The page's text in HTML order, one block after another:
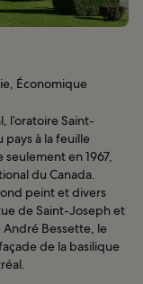
Économique
l’oratoire Saint-
pays à la feuille
seulement en 1967,
du Canada.
peint et divers
de Saint-Joseph et
Bessette, le
de la basilique